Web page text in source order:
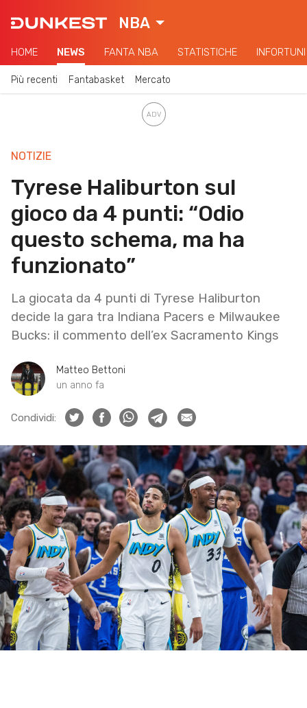
NBA
HOME NEWS FANTA NBA STATISTICHE INFORTUNI
Più recenti Fantabasket Mercato
NOTIZIE
Tyrese Haliburton sul
gioco da 4 punti: “Odio
questo schema, ma ha
funzionato”
La giocata da 4 punti di Tyrese Haliburton
decide la gara tra Indiana Pacers e Milwaukee
Bucks: il commento dell’ex Sacramento Kings
Matteo Bettoni
un anno fa
Condividi: